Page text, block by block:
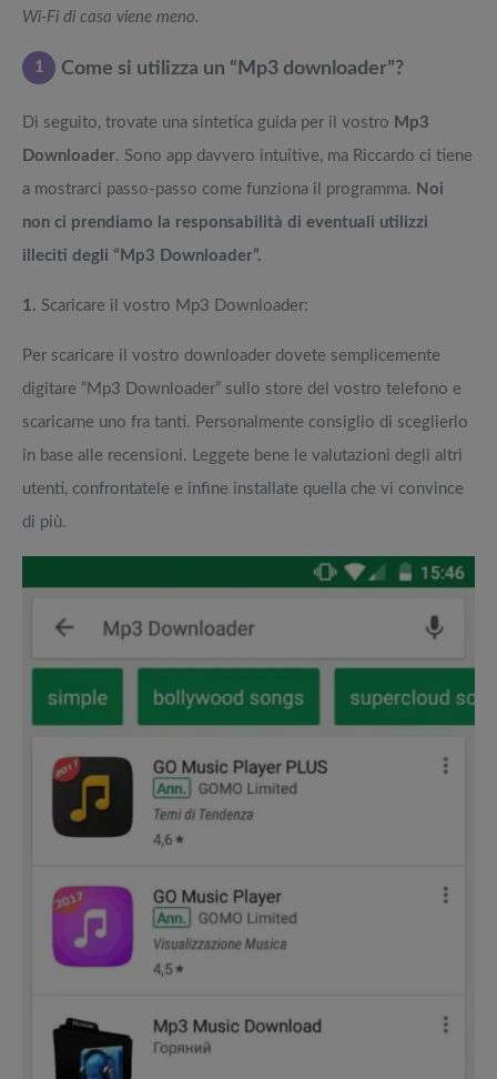
Wi-Fi di casa viene meno.
1 Come si utilizza un “Mp3 downloader”?
Di seguito, trovate una sintetica guida per il vostro Mp3
Downloader. Sono app davvero intuitive, ma Riccardo ci tiene
a mostrarci passo-passo come funziona il programma. Noi
non ci prendiamo la responsabilità di eventuali utilizzi
illeciti degli “Mp3 Downloader”.
1. Scaricare il vostro Mp3 Downloader:
Per scaricare il vostro downloader dovete semplicemente
digitare “Mp3 Downloader” sullo store del vostro telefono e
scaricarne uno fra tanti. Personalmente consiglio di sceglierlo
in base alle recensioni. Leggete bene le valutazioni degli altri
utenti, confrontatele e infine installate quella che vi convince
di più.